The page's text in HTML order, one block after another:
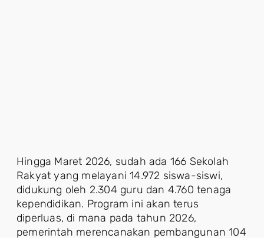
Hingga Maret 2026, sudah ada 166 Sekolah
Rakyat yang melayani 14.972 siswa-siswi,
didukung oleh 2.304 guru dan 4.760 tenaga
kependidikan. Program ini akan terus
diperluas, di mana pada tahun 2026,
pemerintah merencanakan pembangunan 104